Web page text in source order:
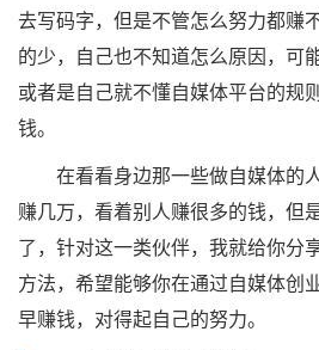
去写码字，但是不管怎么努力都赚
的少，自己也不知道怎么原因，可
或者是自己就不懂自媒体平台的规
钱。
在看看身边那一些做自媒体的
赚几万，看着别人赚很多的钱，但
了，针对这一类伙伴，我就给你分
方法，希望能够你在通过自媒体创
早赚钱，对得起自己的努力。